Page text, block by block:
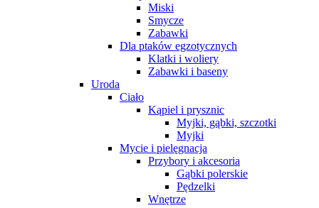
Miski
Smycze
Zabawki
Dla ptaków egzotycznych
Klatki i woliery
Zabawki i baseny
Uroda
Ciało
Kąpiel i prysznic
Myjki, gąbki, szczotki
Myjki
Mycie i pielęgnacja
Przybory i akcesoria
Gąbki polerskie
Pędzelki
Wnętrze